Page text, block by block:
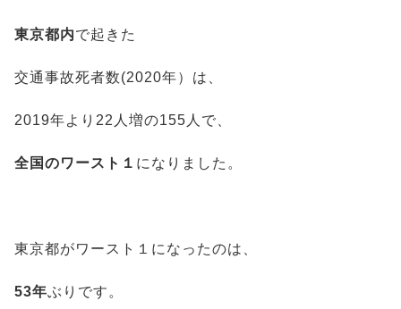
東京都内で起きた
交通事故死者数(2020年）は、
2019年より22人増の155人で、
全国のワースト１ になりました。
東京都がワースト１になったのは、
53年ぶりです。